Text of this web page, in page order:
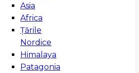
Asia
Africa
Țările
Nordice
Himalaya
Patagonia